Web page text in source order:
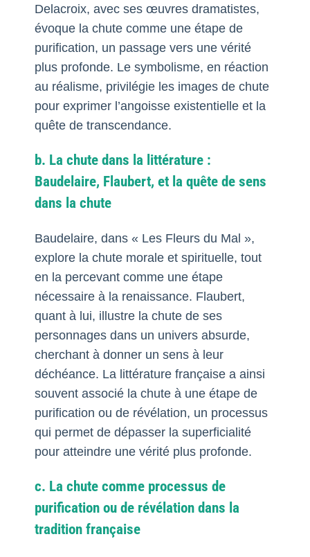
Delacroix, avec ses œuvres dramatistes,
évoque la chute comme une étape de
purification, un passage vers une vérité
plus profonde. Le symbolisme, en réaction
au réalisme, privilégie les images de chute
pour exprimer l’angoisse existentielle et la
quête de transcendance.
b. La chute dans la littérature :
Baudelaire, Flaubert, et la quête de sens
dans la chute
Baudelaire, dans « Les Fleurs du Mal »,
explore la chute morale et spirituelle, tout
en la percevant comme une étape
nécessaire à la renaissance. Flaubert,
quant à lui, illustre la chute de ses
personnages dans un univers absurde,
cherchant à donner un sens à leur
déchéance. La littérature française a ainsi
souvent associé la chute à une étape de
purification ou de révélation, un processus
qui permet de dépasser la superficialité
pour atteindre une vérité plus profonde.
c. La chute comme processus de
purification ou de révélation dans la
tradition française